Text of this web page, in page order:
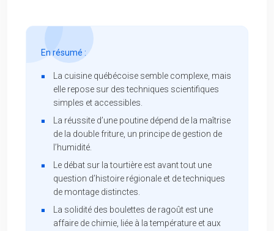
En résumé :
La cuisine québécoise semble complexe, mais
elle repose sur des techniques scientifiques
simples et accessibles.
La réussite d’une poutine dépend de la maîtrise
de la double friture, un principe de gestion de
l’humidité.
Le débat sur la tourtière est avant tout une
question d’histoire régionale et de techniques
de montage distinctes.
La solidité des boulettes de ragoût est une
affaire de chimie, liée à la température et aux